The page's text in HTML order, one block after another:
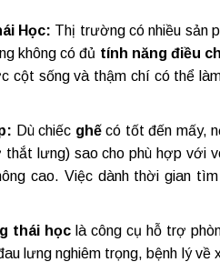
Học: Thị trường có nhiều sản
không có đủ tính năng điều
cột sống và thậm chí có thể
Dù chiếc ghếcó tốt đến mấy,
lưng) sao cho phù hợp với
cao. Việc dành thời gian tìm
thái họclà công cụ hỗ trợ
lưng nghiêm trọng, bệnh lý